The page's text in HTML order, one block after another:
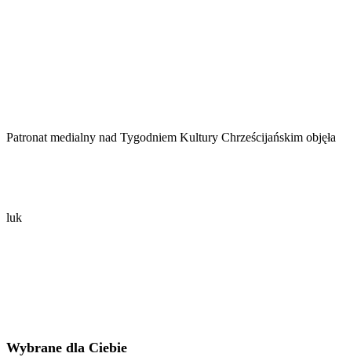
Patronat medialny nad Tygodniem Kultury Chrześcijańskim
luk
Wybrane dla Ciebie